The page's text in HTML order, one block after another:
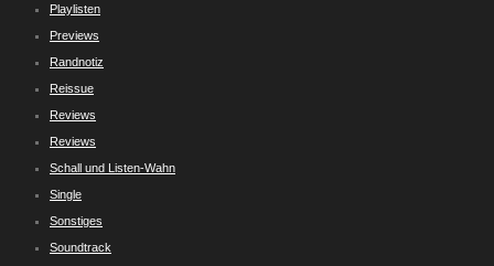
Playlisten
Previews
Randnotiz
Reissue
Reviews
Reviews
Schall und Listen-Wahn
Single
Sonstiges
Soundtrack